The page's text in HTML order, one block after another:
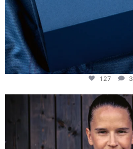
127 3
NIE USENAND GAH
Some anniversaries
294
5